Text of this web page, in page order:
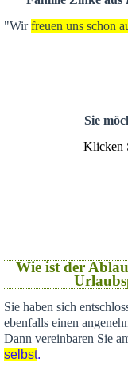
"Wirfreuen uns schon
Sie
Klicken
Wie ist der
Sie haben sich
ebenfalls einen
Dann vereinbaren Sie
selbst.